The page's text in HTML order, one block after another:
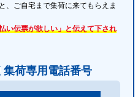
、ご自宅まで集荷に来てもらえま
払い伝票が欲しい」と伝えて下され
荷専用電話番号